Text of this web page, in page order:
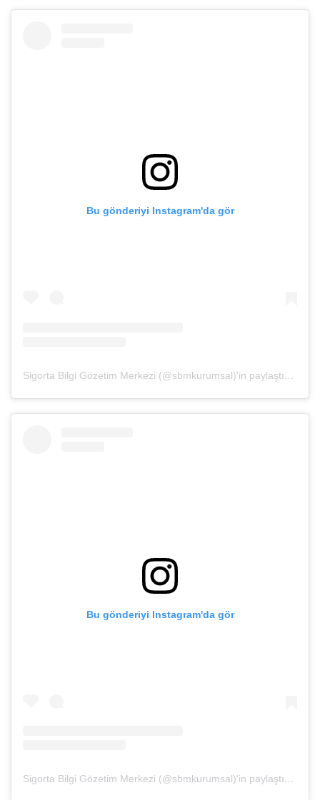
Bu gönderiyi Instagram'da gör
Sigorta Bilgi Gözetim Merkezi (@sbmkurumsal)'in paylaştığı bir gönderi
Bu gönderiyi Instagram'da gör
Sigorta Bilgi Gözetim Merkezi (@sbmkurumsal)'in paylaştığı bir gönderi